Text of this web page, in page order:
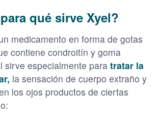
qué sirve Xyel?
medicamento en forma de gotas
contiene condroitín y goma
sirve especialmente para tratar la
la sensación de cuerpo extraño y
los ojos productos de ciertas